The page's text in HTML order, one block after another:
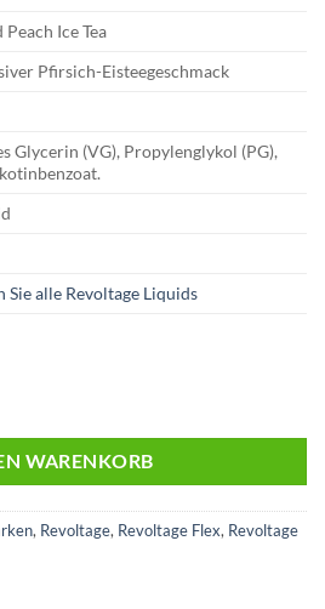
Ice Tea
Pfirsich-Eisteegeschmack
Glycerin (VG), Propylenglykol (PG),
Sie alle Revoltage Liquids
WARENKORB
, Revoltage, Revoltage Flex, Revoltage